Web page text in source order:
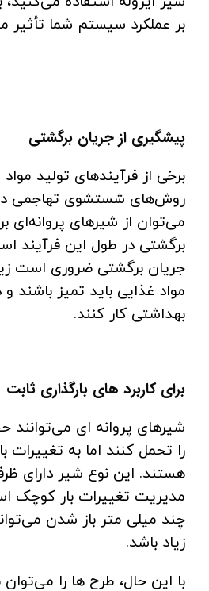
بر عملکرد سیستم شما
پیشگیری از جریان برگشتی
برخی از فرآیندهای تولید مواد
روش‌های شستشوی تهاجمی
می‌توان از شیرهای پروانه‌ای
برگشتی در طول این فرآیند
جریان برگشتی ضروری است
مواد غذایی باید تمیز باشند و
بهداشتی کار کنند.
برای کاربرد های بارگذاری ثابت
شیرهای پروانه ای می‌توانند
را تحمل کنند اما به
هستند. این نوع شیر دارای
مدیریت تغییرات بار کوچک
چند میلی متر باز شدن
زیاد باشد.
با این حال، طرح ها را